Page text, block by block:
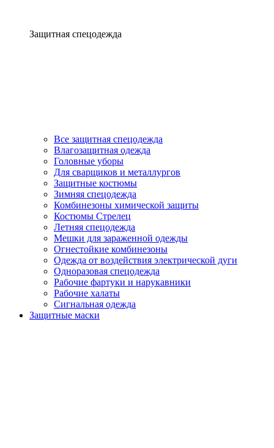
Защитная спецодежда
Все защитная спецодежда
Влагозащитная одежда
Головные уборы
Для сварщиков и металлургов
Защитные костюмы
Зимняя спецодежда
Комбинезоны химической защиты
Костюмы Стрелец
Летняя спецодежда
Мешки для зараженной одежды
Огнестойкие комбинезоны
Одежда от воздействия электрической дуги
Одноразовая спецодежда
Рабочие фартуки и нарукавники
Рабочие халаты
Сигнальная одежда
Защитные маски